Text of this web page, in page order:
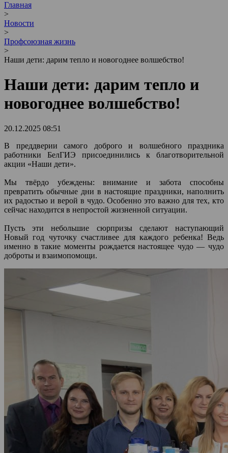
Главная
>
Новости
>
Профсоюзная жизнь
>
Наши дети: дарим тепло и новогоднее волшебство!
Наши дети: дарим тепло и
новогоднее волшебство!
20.12.2025 08:51
В преддверии самого доброго и волшебного праздника
работники БелГИЭ присоединились к благотворительной
акции «Наши дети».
Мы твёрдо убеждены: внимание и забота способны
превратить обычные дни в настоящие праздники, наполнить
их радостью и верой в чудо. Особенно это важно для тех, кто
сейчас находится в непростой жизненной ситуации.
Пусть эти небольшие сюрпризы сделают наступающий
Новый год чуточку счастливее для каждого ребенка! Ведь
именно в такие моменты рождается настоящее чудо — чудо
доброты и взаимопомощи.